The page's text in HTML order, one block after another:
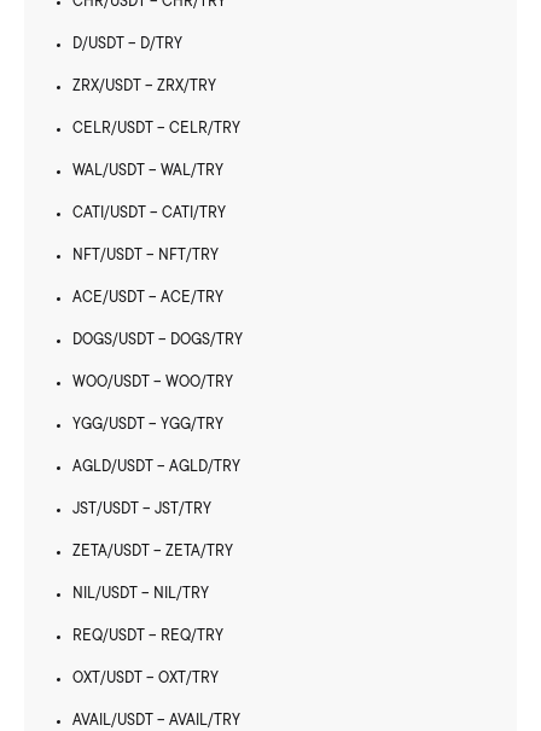
D/USDT – D/TRY
ZRX/USDT – ZRX/TRY
CELR/USDT – CELR/TRY
WAL/USDT – WAL/TRY
CATI/USDT – CATI/TRY
NFT/USDT – NFT/TRY
ACE/USDT – ACE/TRY
DOGS/USDT – DOGS/TRY
WOO/USDT – WOO/TRY
YGG/USDT – YGG/TRY
AGLD/USDT – AGLD/TRY
JST/USDT – JST/TRY
ZETA/USDT – ZETA/TRY
NIL/USDT – NIL/TRY
REQ/USDT – REQ/TRY
OXT/USDT – OXT/TRY
AVAIL/USDT – AVAIL/TRY